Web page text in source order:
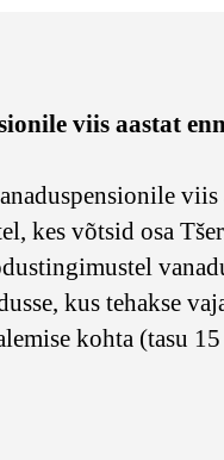
viis aastat
viis
kes võtsid osa
kus tehakse
kohta (tasu